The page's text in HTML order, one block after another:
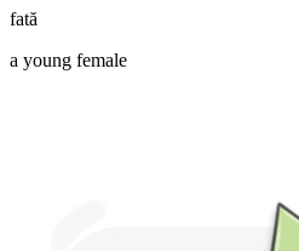
fată
a young female